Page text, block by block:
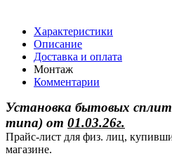
Характеристики
Описание
Доставка и оплата
Монтаж
Комментарии
Установка бытовых
типа) от 01.03.26г.
Прайс-лист для физ. лиц,
магазине.